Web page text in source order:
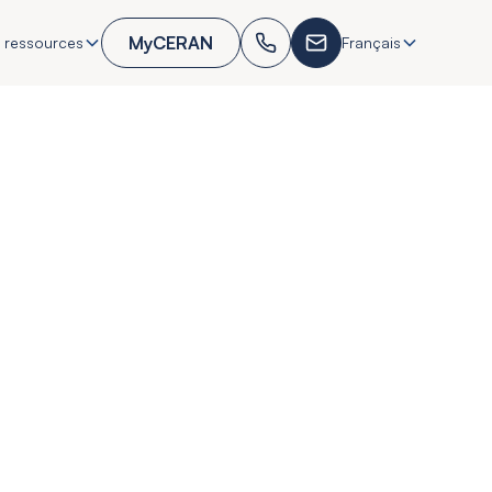
ressources MyCERAN Français